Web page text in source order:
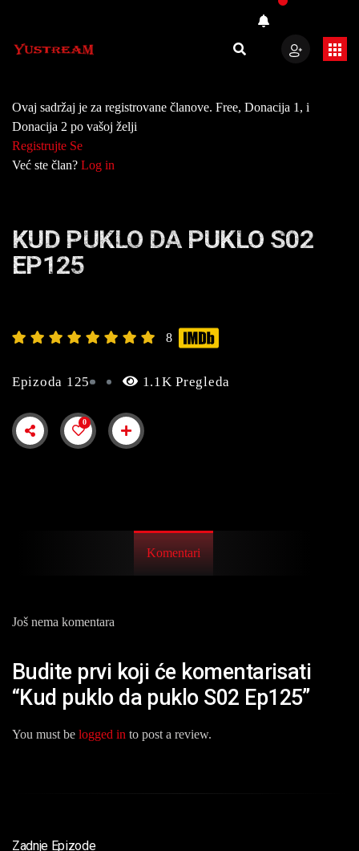
Ovaj sadržaj je za registrovane članove. Free, Donacija 1, i
Donacija 2 po vašoj želji
Registrujte Se
Već ste član? Log in
KUD PUKLO DA PUKLO S02
EP125
8
Epizoda 125 1.1K Pregleda
0
Komentari
Još nema komentara
Budite prvi koji će komentarisati
“Kud puklo da puklo S02 Ep125”
You must be logged in to post a review.
Zadnje Epizode